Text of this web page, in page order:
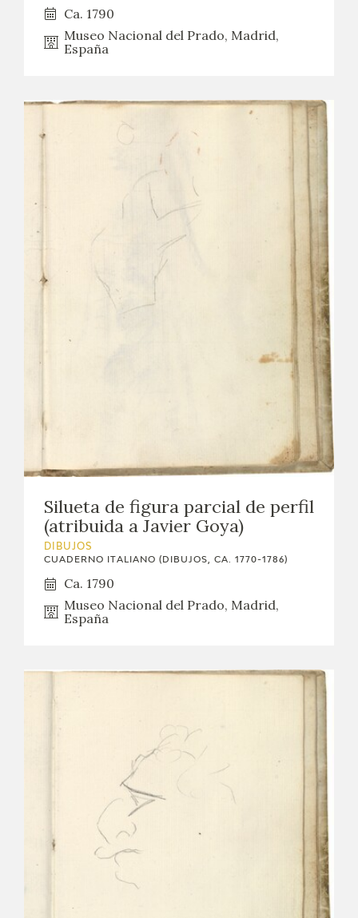
Ca. 1790
Museo Nacional del Prado, Madrid,
España
Silueta de figura parcial de perfil
(atribuida a Javier Goya)
DIBUJOS
CUADERNO ITALIANO (DIBUJOS, CA. 1770-1786)
Ca. 1790
Museo Nacional del Prado, Madrid,
España